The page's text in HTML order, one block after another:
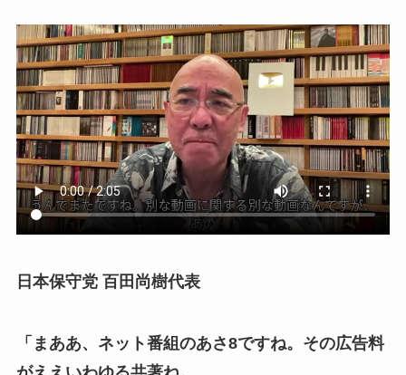
日本保守党 百田尚樹代表
「まああ、ネット番組のあさ8ですね。その広告料